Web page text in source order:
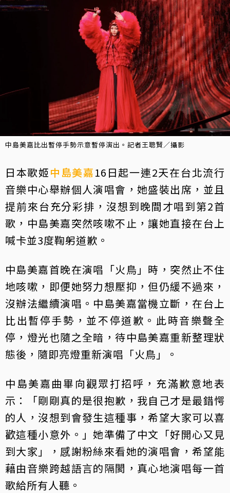
中島美嘉比出暫停手勢示意暫停演出。記者王聰賢／攝影
日本歌姬中島美嘉16日起一連2天在台北流行
音樂中心舉辦個人演唱會，她盛裝出席，並且
提前來台充分彩排，沒想到晚間才唱到第2首
歌，中島美嘉突然咳嗽不止，讓她直接在台上
喊卡並3度鞠躬道歉。
中島美嘉首晚在演唱「火鳥」時，突然止不住
地咳嗽，即便她努力想壓抑，但仍緩不過來，
沒辦法繼續演唱。中島美嘉當機立斷，在台上
比出暫停手勢，並不停道歉。此時音樂聲全
停，燈光也隨之全暗，待中島美嘉重新整理狀
態後，隨即亮燈重新演唱「火鳥」。
中島美嘉曲畢向觀眾打招呼，充滿歉意地表
示：「剛剛真的是很抱歉，我自己才是最錯愕
的人，沒想到會發生這種事，希望大家可以喜
歡這種小意外。」她準備了中文「好開心又見
到大家」，感謝粉絲來看她的演唱會，希望能
藉由音樂跨越語言的隔閡，真心地演唱每一首
歌給所有人聽。